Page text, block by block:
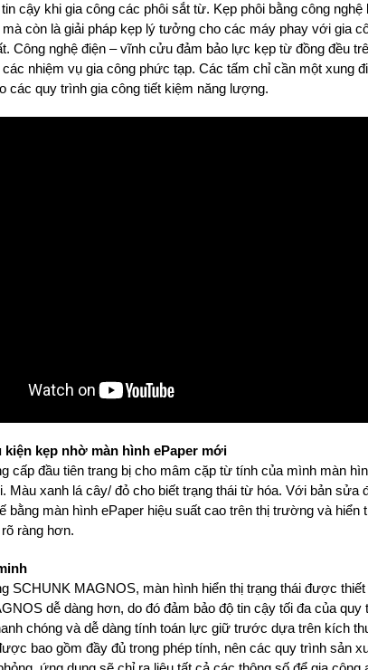
cậy khi gia công các phôi sắt từ. Kẹp phôi bằng công
còn là giải pháp kẹp lý tưởng cho các máy phay với gia
Công nghệ điện – vĩnh cửu đảm bảo lực kẹp từ đồng đều
nhiệm vụ gia công phức tạp. Các tấm chỉ cần một xung
các quy trình gia công tiết kiệm năng lượng.
kiện kẹp nhờ màn hình ePaper mới
cấp đầu tiên trang bị cho mâm cặp từ tính của mình màn
Màu xanh lá cây/ đỏ cho biết trạng thái từ hóa. Với bản sửa
bằng màn hình ePaper hiệu suất cao trên thị trường và hiển
ràng hơn.
SCHUNK MAGNOS, màn hình hiển thị trạng thái được
dễ dàng hơn, do đó đảm bảo độ tin cậy tối đa của quy
chóng và dễ dàng tính toán lực giữ trước dựa trên kích
bao gồm đầy đủ trong phép tính, nên các quy trình sản